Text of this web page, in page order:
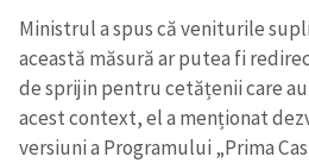
Ministrul a spus că veniturile
această măsură ar putea fi
de sprijin pentru cetățenii care
acest context, el a menționat
versiuni a Programului „Prima